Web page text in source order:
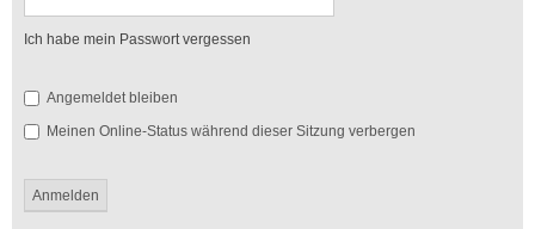
Ich habe mein Passwort vergessen
Angemeldet bleiben
Meinen Online-Status während dieser Sitzung verbergen